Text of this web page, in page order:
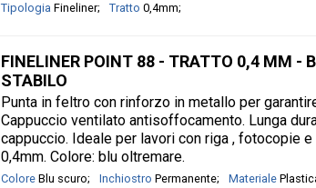
Tipologia Fineliner Tratto 0,4mm
FINELINER POINT 88 - TRATTO 0,4 MM -
STABILO
Punta in feltro con rinforzo in metallo per
Cappuccio ventilato antisoffocamento. Lunga
cappuccio. Ideale per lavori con riga , fotocopie
0,4mm. Colore: blu oltremare.
Colore Blu scuro Inchiostro Permanente Materiale